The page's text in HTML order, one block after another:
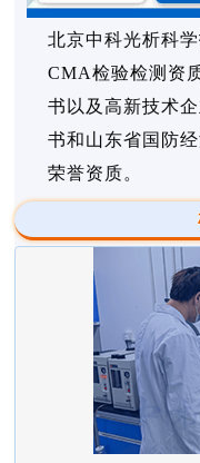
北京中科光析科
CMA检验检测资
书以及高新技术
书和山东省国防
荣誉资质。